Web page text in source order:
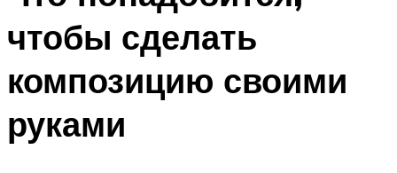
чтобы сделать
композицию своими
руками